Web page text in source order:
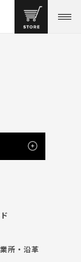
所・沿革